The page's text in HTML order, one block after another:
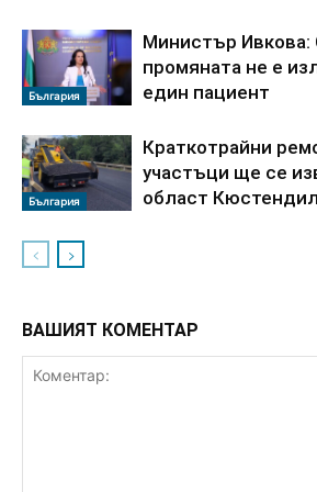
България
Министър Ивкова:
промяната не е
един пациент
България
Краткотрайни
участъци ще се
област Кюстендил
ВАШИЯТ КОМЕНТАР